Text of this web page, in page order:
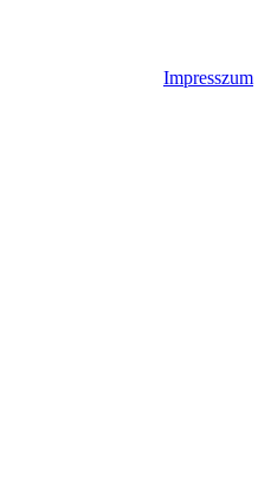
Impresszum